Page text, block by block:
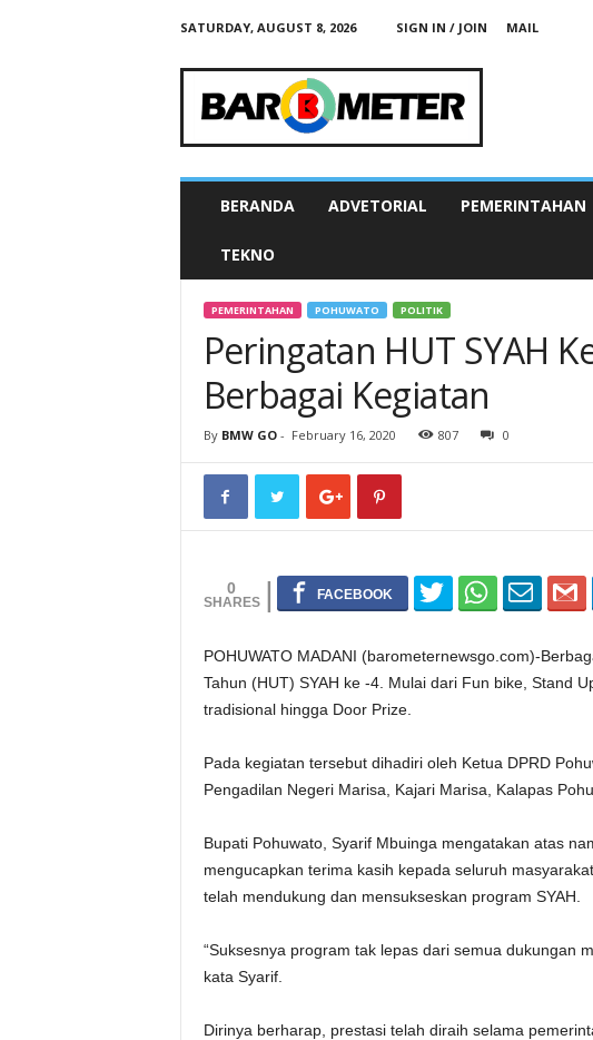
SATURDAY, AUGUST 8, 2026 SIGN IN / JOIN
MAIL
A
M
BERANDA ADVETORIAL PEMERINTAHAN
TEKNO
PEMERINTAHAN POHUWATO POLITIK
Peringatan HUT SYAH
Berbagai Kegiatan
By BMW GO- February 16, 2020 807 0
0
POHUWATO MADANI (barometernewsgo.com)-
Tahun (HUT) SYAH ke -4. Mulai dari Fun bike, Stand
tradisional hingga Door Prize.
Pada kegiatan tersebut dihadiri oleh Ketua DPRD
Pengadilan Negeri Marisa, Kajari Marisa, Kalapas
Bupati Pohuwato, Syarif Mbuinga mengatakan atas
mengucapkan terima kasih kepada seluruh
telah mendukung dan mensukseskan program SYAH.
“Suksesnya program tak lepas dari semua dukungan
kata Syarif.
Dirinya berharap, prestasi telah diraih selama